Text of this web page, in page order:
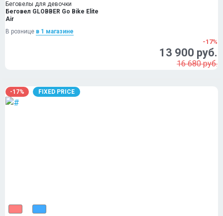
Беговелы для девочки
Беговел GLOBBER Go Bike Elite
Air
В рознице в 1 магазинe
-17%
13 900 руб.
16 680 руб.
-17% FIXED PRICE